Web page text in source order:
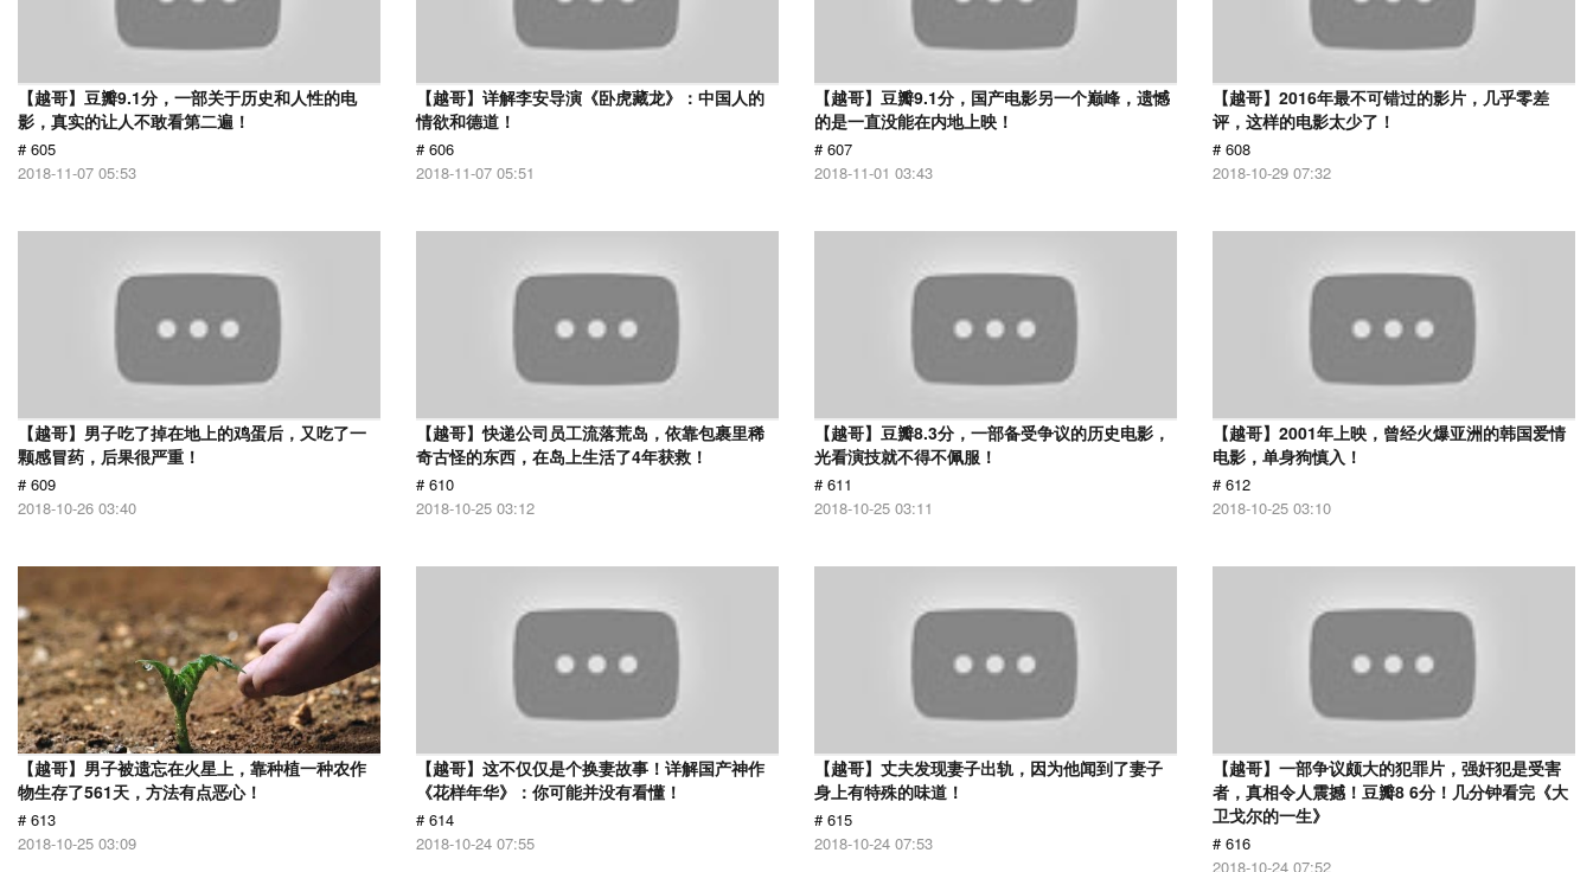
【越哥】豆瓣9.1分，一部关于历史和人性的电
影，真实的让人不敢看第二遍！
# 605
2018-11-07 05:53
【越哥】详解李安导演《卧虎藏龙》：中国人的
情欲和德道！
# 606
2018-11-07 05:51
【越哥】豆瓣9.1分，国产电影另一个巅峰，遗憾
的是一直没能在内地上映！
# 607
2018-11-01 03:43
【越哥】2016年最不可错过的影片，几乎零差
评，这样的电影太少了！
# 608
2018-10-29 07:32
【越哥】男子吃了掉在地上的鸡蛋后，又吃了一
颗感冒药，后果很严重！
# 609
2018-10-26 03:40
【越哥】快递公司员工流落荒岛，依靠包裹里稀
奇古怪的东西，在岛上生活了4年获救！
# 610
2018-10-25 03:12
【越哥】豆瓣8.3分，一部备受争议的历史电影，
光看演技就不得不佩服！
# 611
2018-10-25 03:11
【越哥】2001年上映，曾经火爆亚洲的韩国爱情
电影，单身狗慎入！
# 612
2018-10-25 03:10
【越哥】男子被遗忘在火星上，靠种植一种农作
物生存了561天，方法有点恶心！
# 613
2018-10-25 03:09
【越哥】这不仅仅是个换妻故事！详解国产神作
《花样年华》：你可能并没有看懂！
# 614
2018-10-24 07:55
【越哥】丈夫发现妻子出轨，因为他闻到了妻子
身上有特殊的味道！
# 615
2018-10-24 07:53
【越哥】一部争议颇大的犯罪片，强奸犯是受害
者，真相令人震撼！豆瓣8 6分！几分钟看完《大
卫戈尔的一生》
# 616
2018-10-24 07:52